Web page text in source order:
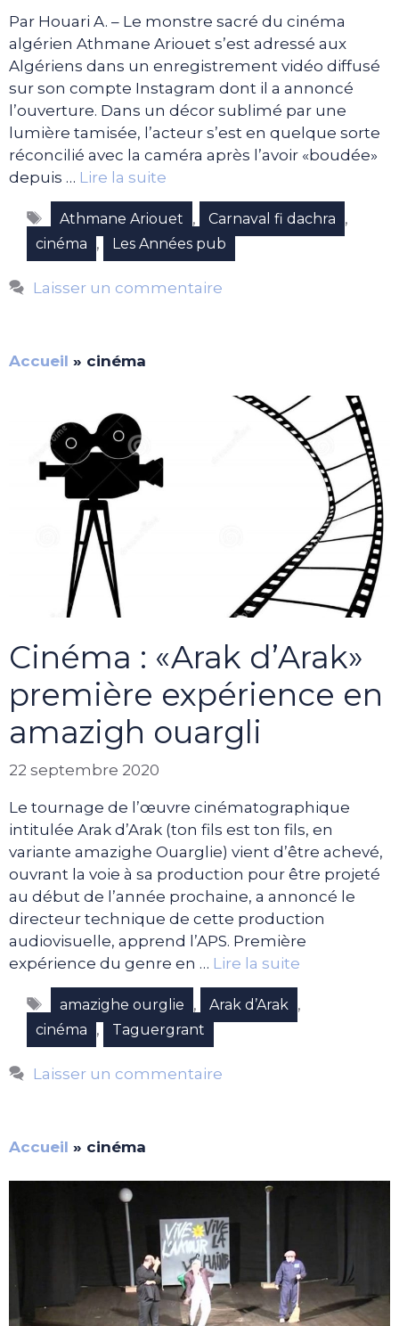
Par Houari A. – Le monstre sacré du cinéma
algérien Athmane Ariouet s’est adressé aux
Algériens dans un enregistrement vidéo diffusé
sur son compte Instagram dont il a annoncé
l’ouverture. Dans un décor sublimé par une
lumière tamisée, l’acteur s’est en quelque sorte
réconcilié avec la caméra après l’avoir «boudée»
depuis … Lire la suite
Étiquettes
Athmane Ariouet , Carnaval fi dachra ,
cinéma , Les Années pub
Laisser un commentaire
Accueil » cinéma
Cinéma : «Arak d’Arak»
première expérience en
amazigh ouargli
22 septembre 2020
Le tournage de l’œuvre cinématographique
intitulée Arak d’Arak (ton fils est ton fils, en
variante amazighe Ouarglie) vient d’être achevé,
ouvrant la voie à sa production pour être projeté
au début de l’année prochaine, a annoncé le
directeur technique de cette production
audiovisuelle, apprend l’APS. Première
expérience du genre en … Lire la suite
Étiquettes
amazighe ourglie , Arak d’Arak ,
cinéma , Taguergrant
Laisser un commentaire
Accueil » cinéma